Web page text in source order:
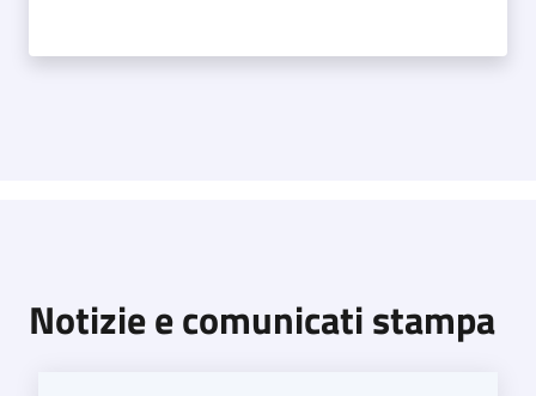
Notizie e comunicati stampa